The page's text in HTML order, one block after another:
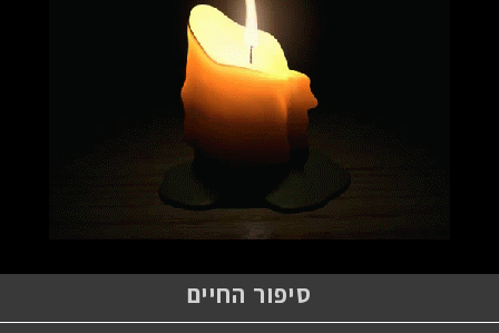
סיפור החיים